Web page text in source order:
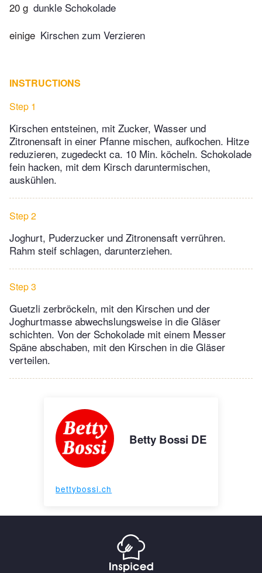
20 g dunkle Schokolade
einige Kirschen zum Verzieren
INSTRUCTIONS
Step 1
Kirschen entsteinen, mit Zucker, Wasser und
Zitronensaft in einer Pfanne mischen, aufkochen. Hitze
reduzieren, zugedeckt ca. 10 Min. köcheln. Schokolade
fein hacken, mit dem Kirsch daruntermischen,
auskühlen.
Step 2
Joghurt, Puderzucker und Zitronensaft verrühren.
Rahm steif schlagen, darunterziehen.
Step 3
Guetzli zerbröckeln, mit den Kirschen und der
Joghurtmasse abwechslungsweise in die Gläser
schichten. Von der Schokolade mit einem Messer
Späne abschaben, mit den Kirschen in die Gläser
verteilen.
Betty Bossi DE
bettybossi.ch